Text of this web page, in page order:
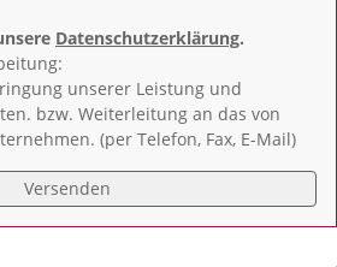
Datenschutzerklärung.
unserer Leistung und
bzw. Weiterleitung an das von
(per Telefon, Fax, E-Mail)
Versenden